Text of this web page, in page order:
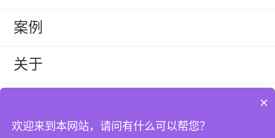
案例
关于
×
欢迎来到本网站，请问有什么可以帮您？